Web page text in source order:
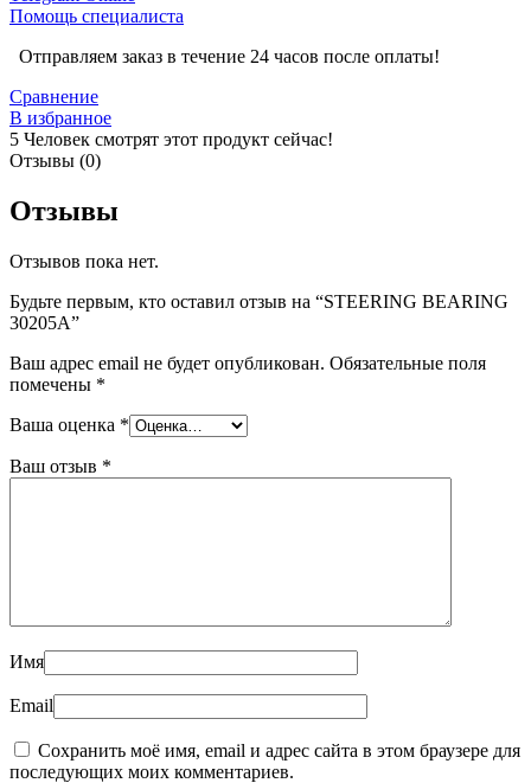
Помощь специалиста
Отправляем заказ в течение 24 часов после оплаты!
Сравнение
В избранное
5 Человек смотрят этот продукт сейчас!
Отзывы (0)
Отзывы
Отзывов пока нет.
Будьте первым, кто оставил отзыв на “STEERING BEARING
30205A”
Ваш адрес email не будет опубликован. Обязательные поля
помечены *
Ваша оценка *
Ваш отзыв *
Имя
Email
Сохранить моё имя, email и адрес сайта в этом браузере для
последующих моих комментариев.